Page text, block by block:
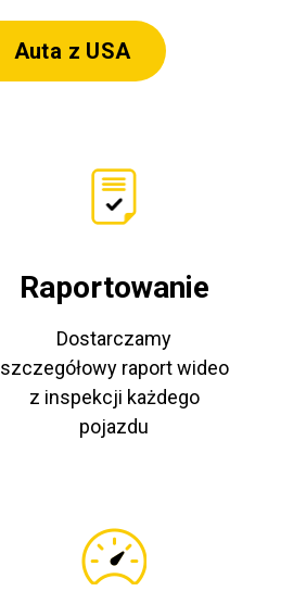
Auta z USA
Raportowanie
Dostarczamy
szczegółowy raport wideo
z inspekcji każdego
pojazdu